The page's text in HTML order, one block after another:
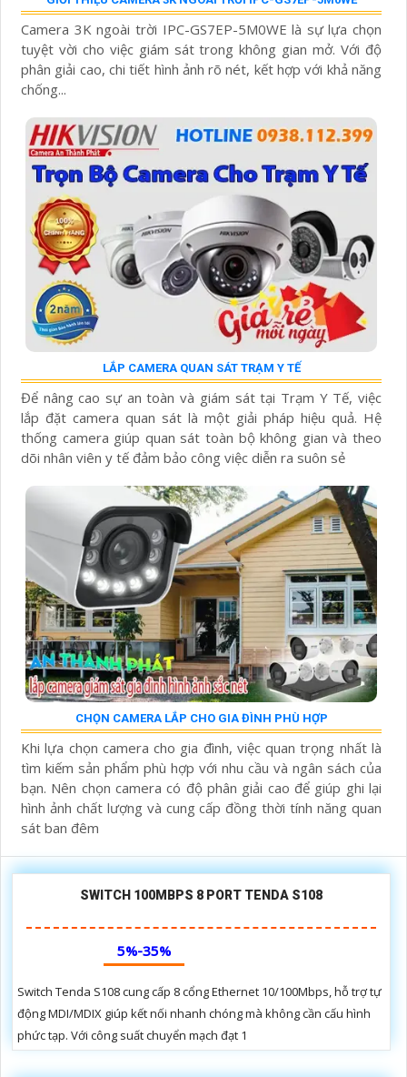
Camera 3K ngoài trời IPC-GS7EP-5M0WE là sự lựa chọn
tuyệt vời cho việc giám sát trong không gian mở. Với độ
phân giải cao, chi tiết hình ảnh rõ nét, kết hợp với khả năng
chống...
LẮP CAMERA QUAN SÁT TRẠM Y TẾ
Để nâng cao sự an toàn và giám sát tại Trạm Y Tế, việc
lắp đặt camera quan sát là một giải pháp hiệu quả. Hệ
thống camera giúp quan sát toàn bộ không gian và theo
dõi nhân viên y tế đảm bảo công việc diễn ra suôn sẻ
CHỌN CAMERA LẮP CHO GIA ĐÌNH PHÙ HỢP
Khi lựa chọn camera cho gia đình, việc quan trọng nhất là
tìm kiếm sản phẩm phù hợp với nhu cầu và ngân sách của
bạn. Nên chọn camera có độ phân giải cao để giúp ghi lại
hình ảnh chất lượng và cung cấp đồng thời tính năng quan
sát ban đêm
SWITCH 100MBPS 8 PORT TENDA S108
5%-35%
Switch Tenda S108 cung cấp 8 cổng Ethernet 10/100Mbps, hỗ trợ tự
động MDI/MDIX giúp kết nối nhanh chóng mà không cần cấu hình
phức tạp. Với công suất chuyển mạch đạt 1